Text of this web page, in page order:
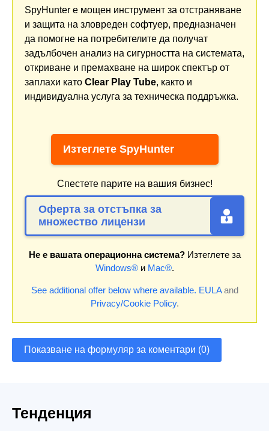
SpyHunter е мощен инструмент за отстраняване
и защита на зловреден софтуер, предназначен
да помогне на потребителите да получат
задълбочен анализ на сигурността на системата,
откриване и премахване на широк спектър от
заплахи като Clear Play Tube, както и
индивидуална услуга за техническа поддръжка.
Изтеглете SpyHunter
Спестете парите на вашия бизнес!
Оферта за отстъпка за
множество лицензи
Не е вашата операционна система?Изтеглете за
Windows®и Mac®.
See additional offer below where available. EULAand
Privacy/Cookie Policy.
Показване на формуляр за коментари (0)
Тенденция